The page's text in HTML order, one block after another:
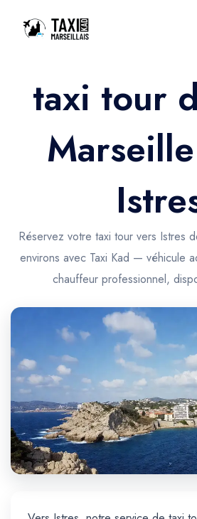
Accueil
Nos services
Nos services
Trajet Gare SNCF
Trajet Port croisière
Trajet Séminaire
Trajet Longue Distance
Actualités & évènements
Contactez-nous
taxi tour
Réservez votre taxi tour vers Istres
environs avec Taxi Kad — véhicule
chauffeur professionnel,